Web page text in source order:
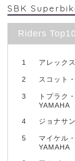
SBK
Riders Top10
1 アレック
2 スコット
3
トプラク
YAMAHA
4 ジョナサ
5
マイケル
YAMAHA